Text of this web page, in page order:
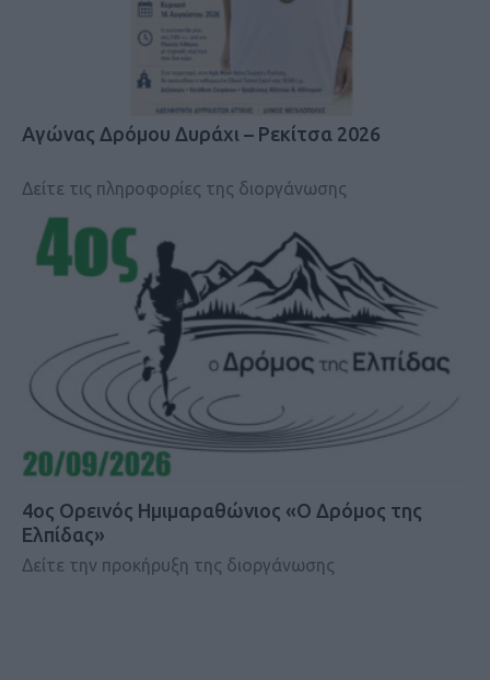
Αγώνας Δρόμου Δυράχι – Ρεκίτσα 2026
Δείτε τις πληροφορίες της διοργάνωσης
4ος Ορεινός Ημιμαραθώνιος «Ο Δρόμος της
Ελπίδας»
Δείτε την προκήρυξη της διοργάνωσης